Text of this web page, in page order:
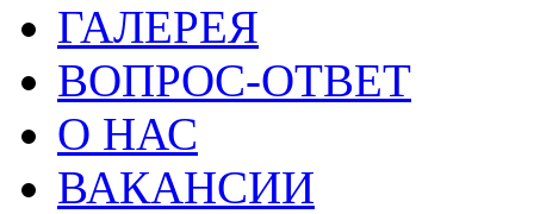
ГАЛЕРЕЯ
ВОПРОС-ОТВЕТ
О НАС
ВАКАНСИИ